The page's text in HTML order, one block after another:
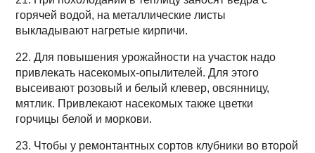
горячей водой, на металлические листы
выкладывают нагретые кирпичи.
22. Для повышения урожайности на участок надо
привлекать насекомых-опылителей. Для этого
высеивают розовый и белый клевер, овсянницу,
мятлик. Привлекают насекомых также цветки
горчицы белой и моркови.
23. Чтобы у ремонтантных сортов клубники во второй